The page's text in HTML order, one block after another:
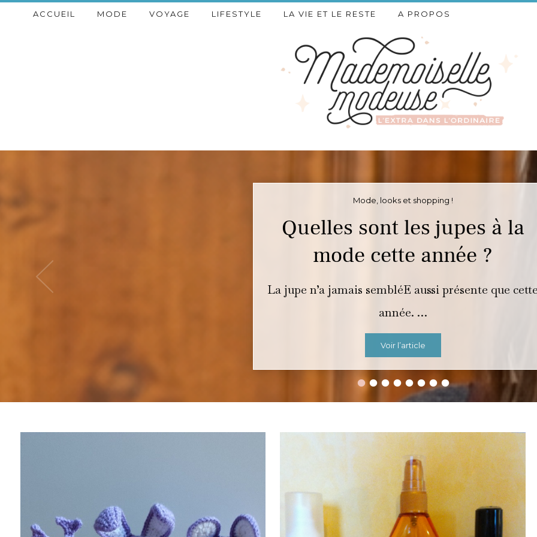
ACCUEIL MODE VOYAGE LIFESTYLE LA VIE ET LE RESTE A PROPOS
••••••••
Mode, looks et shopping !
Quelles sont les jupes à la
mode cette année ?
La jupe n’a jamais sembléE aussi présente que
année. …
Voir l’article